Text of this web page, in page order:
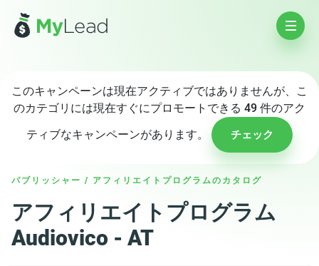
このキャンペーンは現在アクティブではありませんが、こ
のカテゴリには現在すぐにプロモートできる 49 件のアク
ティブなキャンペーンがあります。
チェック
パブリッシャー / アフィリエイトプログラムのカタログ
アフィリエイトプログラム
Audiovico - AT